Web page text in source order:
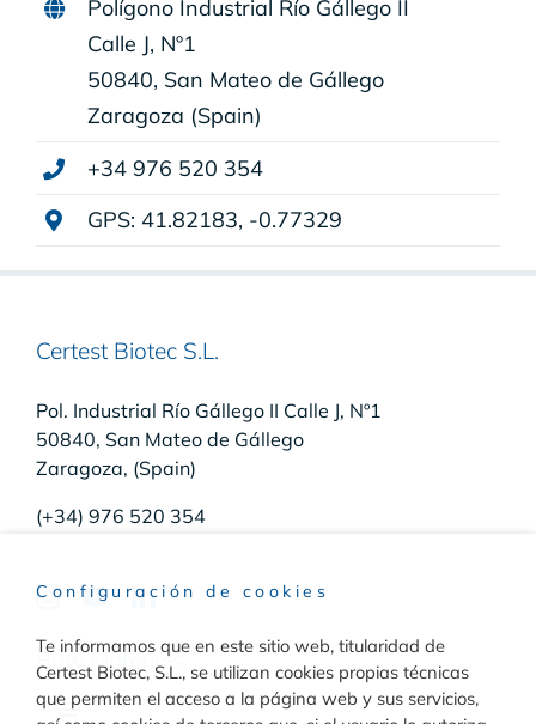
Polígono Industrial Río Gállego II
Calle J, Nº1
50840, San Mateo de Gállego
Zaragoza (Spain)
+34 976 520 354
GPS: 41.82183, -0.77329
Certest Biotec S.L.
Pol. Industrial Río Gállego II Calle J, Nº1
50840, San Mateo de Gállego
Zaragoza, (Spain)
(+34) 976 520 354
Raw Materials
Configuración de cookies
Te informamos que en este sitio web, titularidad de
Certest Biotec, S.L., se utilizan cookies propias técnicas
que permiten el acceso a la página web y sus servicios,